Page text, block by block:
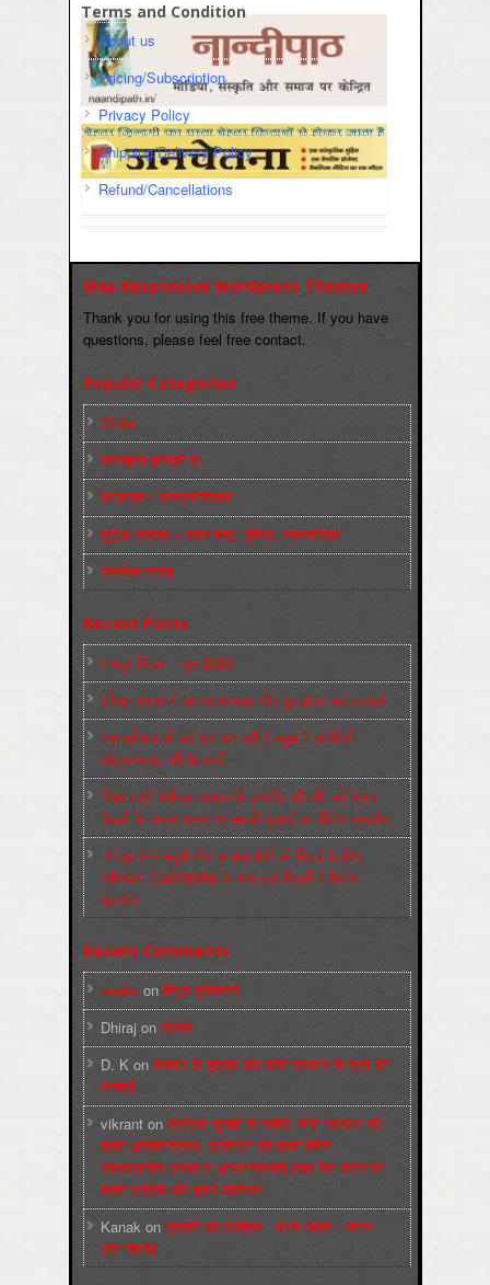
Terms and Condition
About us
Pricing/Subscription
Privacy Policy
Shipping/Delivery Policy
Refund/Cancellations
Max Responsive Wordpress Themse
Thank you for using this free theme. If you have
questions, please feel free contact.
Popular Categories
Slider
कारख़ाना इलाक़ों से
फ़ासीवाद / साम्‍प्रदायिकता
बुर्जुआ जनवाद – दमन तंत्र, पुलिस, न्‍यायपालिका
संघर्षरत जनता
Recent Posts
मज़दूर बिगुल – जून 2026
पश्चिम बंगाल में भाजपा सरकार और बुलडोज़र का आतंक!
अमानवीयता की हदें पार कर रही है क्यूबा में अमेरिकी
साम्राज्यवाद की घेराबन्दी
शिक्षा मंत्री धर्मेन्द्र प्रधान के इस्तीफ़े की माँग को लेकर
दिल्ली के जन्तर-मन्तर पर छात्रों-युवाओं का विरोध प्रदर्शन
‘नोएडा के मज़दूरों और कार्यकर्ताओं की रिहाई के लिए
अभियान’ (CaRWAN) के बैनर तले दिल्ली में विरोध
प्रदर्शन
Recent Comments
sneha on बिगुल पुस्तिकाएँ
Dhiraj on सम्पर्क
D. K on कश्मीर के हालात और मोदी सरकार के दावों की
सच्चाई
vikrant onकर्नाटक चुनावों के नतीजे, मोदी सरकार की
बढ़ती अलोकप्रियता, फ़ासिस्टों की बढ़ती बेचैनी,
साम्प्रदायिक उन्माद व अन्धराष्ट्रवादी लहर पैदा करने की
बढ़ती साज़िशें और हमारे कार्यभार
Kanak onपुस्‍तकों की पीडीएफ : कार्ल मार्क्‍स : जीवन
और शिक्षाएं